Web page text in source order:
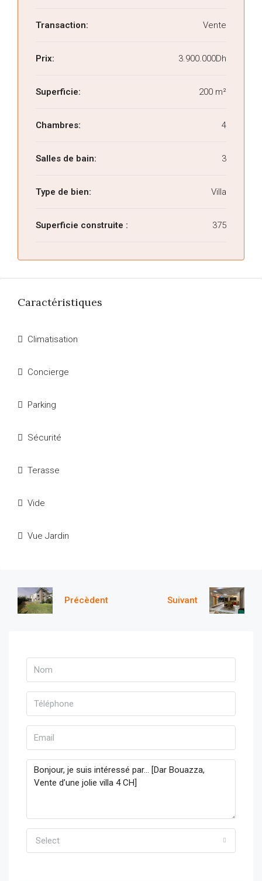
Transaction: Vente
Prix: 3.900.000Dh
Superficie: 200 m²
Chambres: 4
Salles de bain: 3
Type de bien: Villa
Superficie construite : 375
Caractéristiques
Climatisation
Concierge
Parking
Sécurité
Terasse
Vide
Vue Jardin
Précèdent Suivant
Select